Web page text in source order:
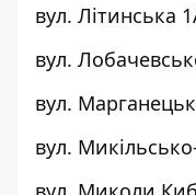
вул. Літинська
вул.
вул.
вул.